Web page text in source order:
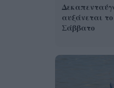
αυξάνεται
Σάββατο